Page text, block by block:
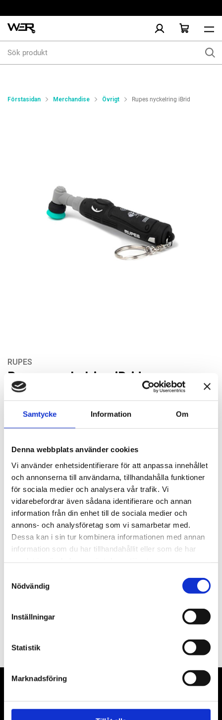
Samtycke Information Om
Denna webbplats använder cookies
Vi använder enhetsidentifierare för att anpassa innehållet
och annonserna till användarna, tillhandahålla funktioner
för sociala medier och analysera vår trafik. Vi
vidarebefordrar även sådana identifierare och annan
information från din enhet till de sociala medier och
annons- och analysföretag som vi samarbetar med.
Dessa kan i sin tur kombinera informationen med annan
information som du har tillhandahållit eller som de har
Nödvändig
Inställningar
Statistik
Marknadsföring
produkt
Förstasidan Merchandise Övrigt Rupes nyckelring iBrid
RUPES
Rupes nyckelring iBrid
56,50 kr
st Lägg i varukorgen
Tillfälligt slut.
Beskrivning